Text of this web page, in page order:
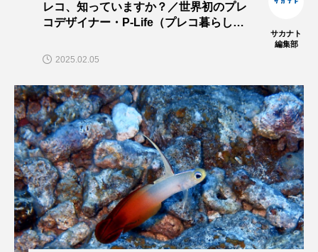
四万十川 四万十川学遊館あきついお
四国水族館
在来生物 地域名 城崎マリンワールド
夏 外来生物 外来種 外来魚
大分県 天然記念物 奈良県
宍道湖自然館ゴビウス 宮古島 寄生
寄生虫 対馬 寿司 小樽
レコ、知っていますか？／世界初のプレ
コデザイナー・P-Life（プレコ暮らし）
サカナト
編集部
2025.02.05